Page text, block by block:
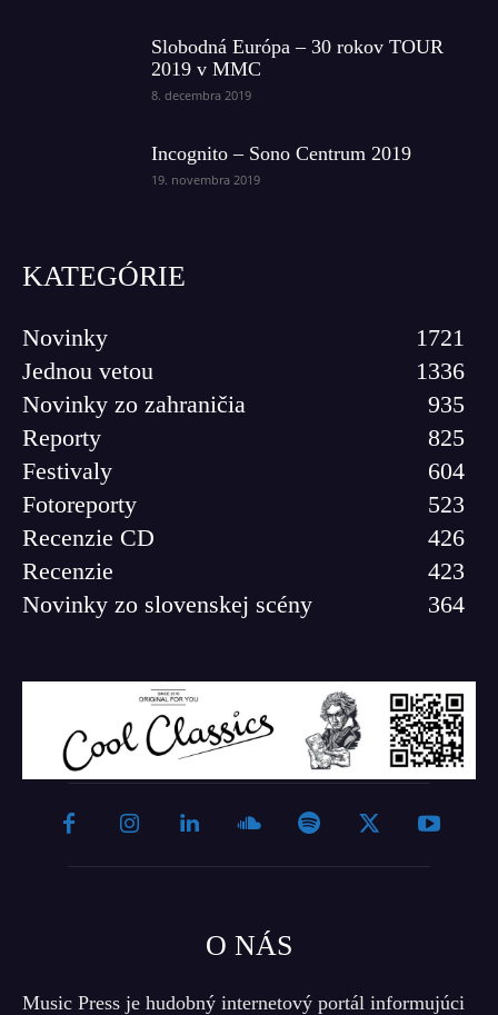
Slobodná Európa – 30 rokov TOUR
2019 v MMC
8. decembra 2019
Incognito – Sono Centrum 2019
19. novembra 2019
KATEGÓRIE
Novinky
1721
Jednou vetou
1336
Novinky zo zahraničia
935
Reporty
825
Festivaly
604
Fotoreporty
523
Recenzie CD
426
Recenzie
423
Novinky zo slovenskej scény
364
O NÁS
Music Press je hudobný internetový portál informujúci